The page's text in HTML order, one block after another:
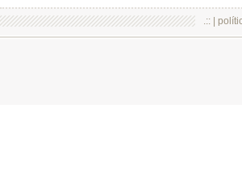
.:: |